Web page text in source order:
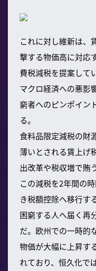
これに対し維新は、
撃する物価高に対応
費税減税を提案して
マクロ経済への悪影
窮者へのピンポイン
る。
食料品限定減税の財
薄いとされる賃上げ
出改革や税収増で賄
この減税を2年間の
き税額控除へ移行す
困窮する人へ届く再
だ。欧州での一時的
物価が大幅に上昇す
れており、恒久化で